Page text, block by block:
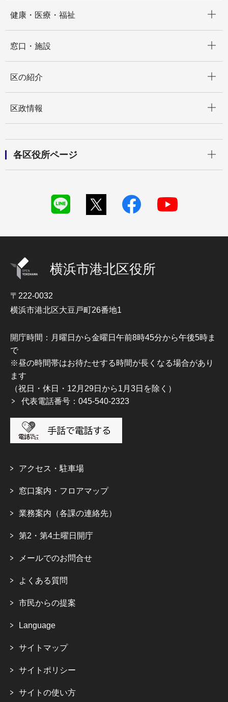
健康・医療・福祉
窓口・施設
区の紹介
区政情報
各区役所ページ
横浜市港北区役所
〒222-0032
横浜市港北区大豆戸町26番地1
開庁時間：月曜日から金曜日午前8時45分から午後5時ま
で
※昼の時間帯はお待たせする時間が長くなる場合があり
ます
（祝日・休日・12月29日から1月3日を除く）
代表電話番号：045-540-2323
アクセス・駐車場
窓口案内・フロアマップ
業務案内（各課の連絡先）
第2・第4土曜日開庁
メールでのお問合せ
よくある質問
市民からの提案
Language
サイトマップ
サイトポリシー
サイトの使い方